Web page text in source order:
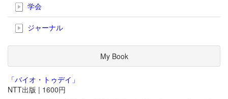
学会
ジャーナル
My Book
「バイオ・トゥデイ」
NTT出版 | 1600円